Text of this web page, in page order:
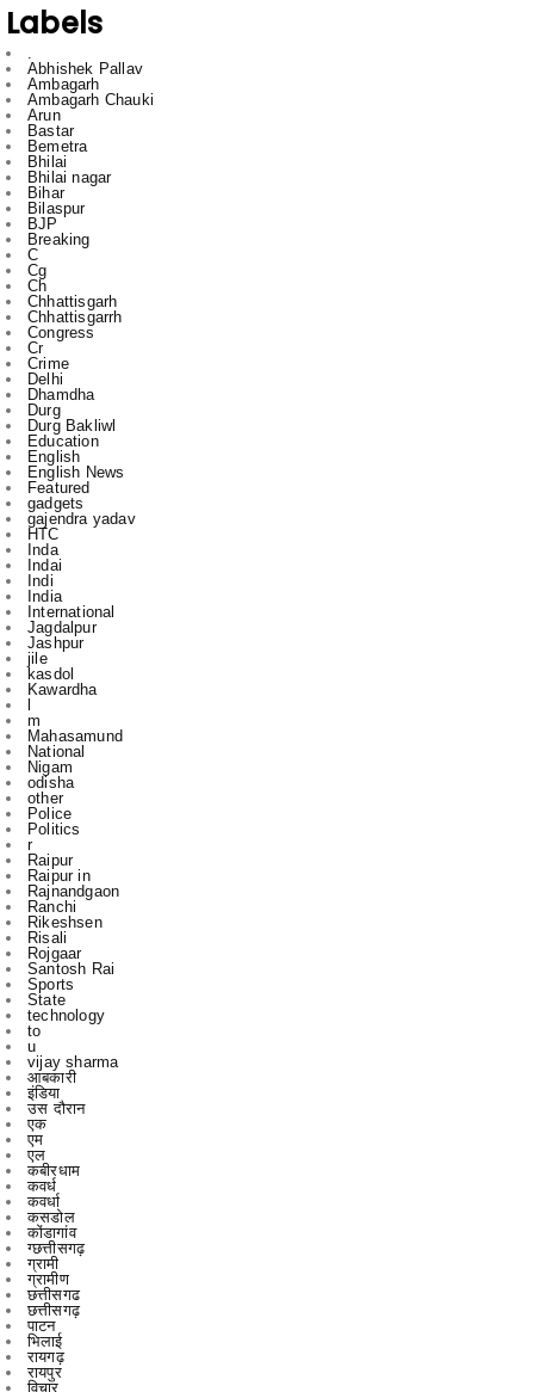
Ambagarh
Ambagarh Chauki
Bastar
Bemetra
Bhilai
Bhilai nagar
Bihar
Bilaspur
BJP
Breaking
C
Cg
Ch
Chhattisgarh
Chhattisgarrh
Congress
Cr
Crime
Delhi
Dhamdha
Durg
Durg Bakliwl
Education
English
English News
Featured
gadgets
gajendra yadav
HTC
Inda
Indai
Indi
India
International
Jagdalpur
Jashpur
jile
kasdol
Kawardha
l
m
Mahasamund
National
Nigam
odisha
other
Police
Politics
r
Raipur
Raipur in
Rajnandgaon
Ranchi
Rikeshsen
Risali
Rojgaar
Santosh Rai
Sports
State
technology
to
u
vijay sharma
आबकारी
इंडिया
उस दौरान
एक
एम
एल
कबीरधाम
कवर्ध
कवर्धा
कसडोल
कोंडागांव
ग्छत्तीसगढ़
ग्रामी
ग्रामीण
छत्तीसगढ
छत्तीसगढ़
पाटन
भिलाई
रायगढ़
रायपुर
विचार
विचार मंथन
विचारमंथन
शहर
शहरChhattisgarrh